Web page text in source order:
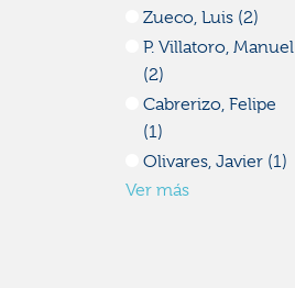
Zueco, Luis (2)
P. Villatoro, Manuel
(2)
Cabrerizo, Felipe
(1)
Olivares, Javier (1)
Ver más